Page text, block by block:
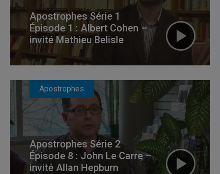
Apostrophes Série 1
Épisode 1 : Albert Cohen –
invité Mathieu Belisle
Apostrophes
Apostrophes Série 2
Épisode 8 : John Le Carre –
invité Allan Hepburn